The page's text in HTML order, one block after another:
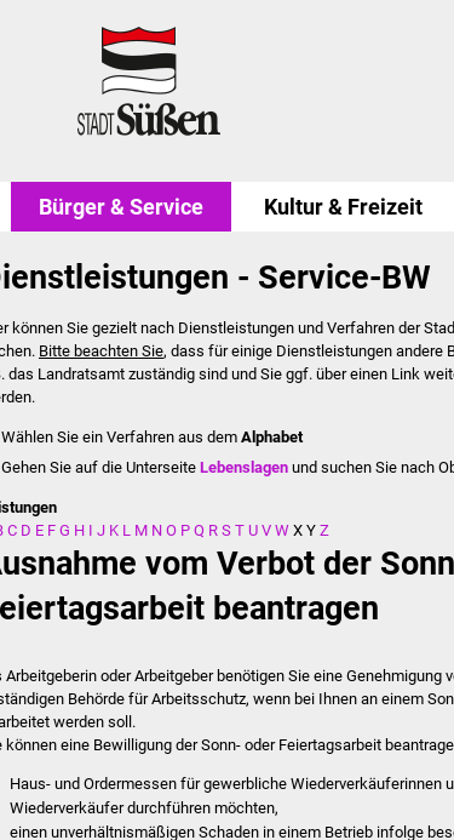
Bürger & Service Kultur & Freizeit
- Service-BW
können Sie gezielt nach Dienstleistungen und Verfahren der
Bitte beachten Sie, dass für einige Dienstleistungen andere
das Landratsamt zuständig sind und Sie ggf. über einen Link
Wählen Sie ein Verfahren aus dem Alphabet
Gehen Sie auf die UnterseiteLebenslagen und suchen Sie nach
C D E F G H I J K L M N O P Q R S T U V W X Y Z
vom Verbot der
beantragen
Arbeitgeberin oder Arbeitgeber benötigen Sie eine Genehmigung
Behörde für Arbeitsschutz, wenn bei Ihnen an einem
werden soll.
können eine Bewilligung der Sonn- oder Feiertagsarbeit
Haus- und Ordermessen für gewerbliche Wiederverkäuferinnen
Wiederverkäufer durchführen möchten,
einen unverhältnismäßigen Schaden in einem Betrieb infolge